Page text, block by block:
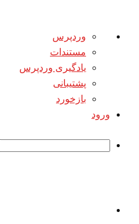
درباره
وردپرس
وردپرس
مستندات
یادگیری وردپرس
پشتیبانی
بازخورد
ورود